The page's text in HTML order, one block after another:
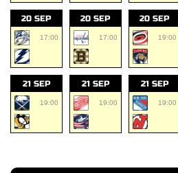
20 SEP
17:00
20 SEP
17:00
20 SEP
19:00
21 SEP
19:00
21 SEP
19:00
21 SEP
19:00